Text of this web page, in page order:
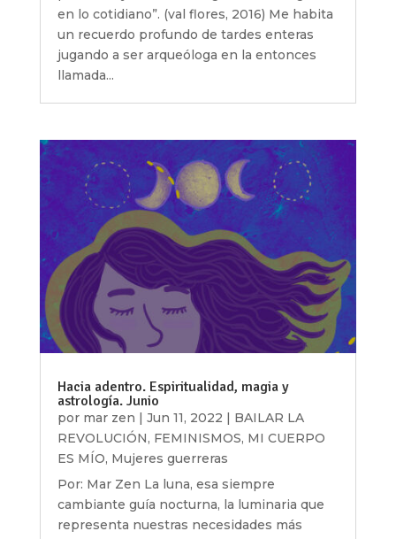
en lo cotidiano”. (val flores, 2016) Me habita
un recuerdo profundo de tardes enteras
jugando a ser arqueóloga en la entonces
llamada...
Hacia adentro. Espiritualidad, magia y
astrología. Junio
por mar zen Jun 11, 2022
BAILAR LA
REVOLUCIÓN, FEMINISMOS, MI CUERPO
ES MÍO, Mujeres guerreras
Por: Mar Zen La luna, esa siempre
cambiante guía nocturna, la luminaria que
representa nuestras necesidades más